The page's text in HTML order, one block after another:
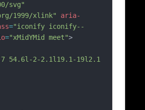
svg"
1999/xlink"
aria-
="iconify iconify--
="xMidYMid meet">
54.6l-2-2.1l19.1-19l2.1